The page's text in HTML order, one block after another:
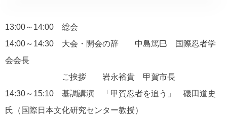
13:00～14:00 総会
14:00～14:30 大会・開会の辞 中島篤巳 国際忍者学
会会長
ご挨拶 岩永裕貴 甲賀市長
14:30～15:10 基調講演 「甲賀忍者を追う」 磯田道史
氏（国際日本文化研究センター教授）